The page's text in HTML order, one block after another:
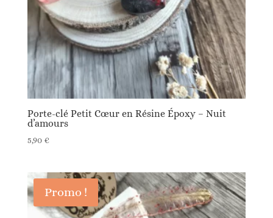
Porte-clé Petit Cœur en Résine Époxy – Nuit
d’amours
5,90 €
Promo !